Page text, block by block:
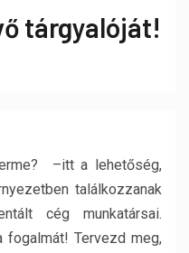
tárgyalóját!
–itt a lehetőség,
találkozzanak
cég munkatársai.
fogalmát! Tervezd meg,